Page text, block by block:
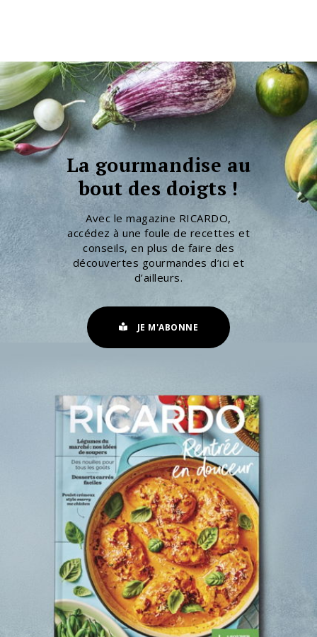
La gourmandise au
bout des doigts !
Avec le magazine RICARDO,
accédez à une foule de recettes et
conseils, en plus de faire des
découvertes gourmandes d’ici et
d’ailleurs.
JE M'ABONNE